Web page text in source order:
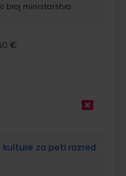
broj ministarstva:
€
kulture za peti razred